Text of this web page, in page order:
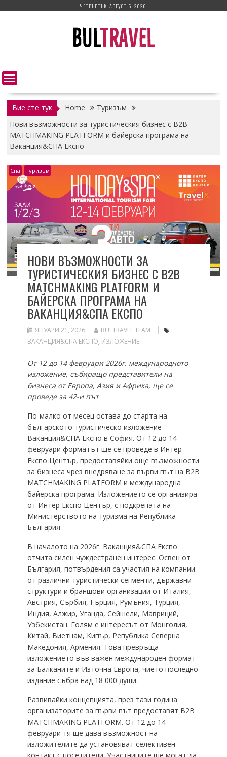
ЧЕТВЪРТЪК, АВГУСТ 6, 2026
Вие сте тук Home
Туризъм
Нови възможности за туристическия бизнес с B2B
МАTCHMAKING PLATFORM и байерска програма на
Ваканция&СПА Експо
Спа Туризъм
НОВИ ВЪЗМОЖНОСТИ ЗА
ТУРИСТИЧЕСКИЯ БИЗНЕС С B2B
МАTCHMAKING PLATFORM И
БАЙЕРСКА ПРОГРАМА НА
ВАКАНЦИЯ&СПА ЕКСПО
ЯНУАРИ 21, 2026
BULTRAVEL TEAM
ВАКАНЦИЯ&СПА ЕКСПО, ИЗЛОЖЕНИЕ
От 12 до 14 февруари 2026г. международното
изложение, събиращо представители на
бизнеса от Европа, Азия и Африка, ще се
проведе за 42-и път
По-малко от месец остава до старта на
българското туристическо изложение
Ваканция&СПА Експо в София. От 12 до 14
февруари форматът ще се проведе в Интер
Експо Център, предоставяйки още възможности
за бизнеса чрез внедряване за първи път на B2B
МАTCHMAKING PLATFORM и международна
байерска програма. Изложението се организира
от Интер Експо Център, с подкрепата на
Министерството на туризма на Република
България
В началото на 2026г. Ваканция&СПА Експо
отчита силен чуждестранен интерес. Освен от
България, потвърдения са участия на компании
от различни туристически сегменти, държавни
структури и браншови организации от Италия,
Австрия, Сърбия, Гърция, Румъния, Турция,
Индия, Алжир, Уганда, Сейшели, Мавриций,
Узбекистан. Голям е интересът от Монголия,
Китай, Виетнам, Кипър, Република Северна
Македония, Армения. Това превръща
изложението във важен международен формат
за Балканите и Източна Европа, чието последно
издание събра над 18 000 души.
Развивайки концепцията, през тази година
организаторите за първи път предоставят B2B
МАTCHMAKING PLATFORM. От 12 до 14
февруари тя ще дава възможност на
изложителите да установяват селективен